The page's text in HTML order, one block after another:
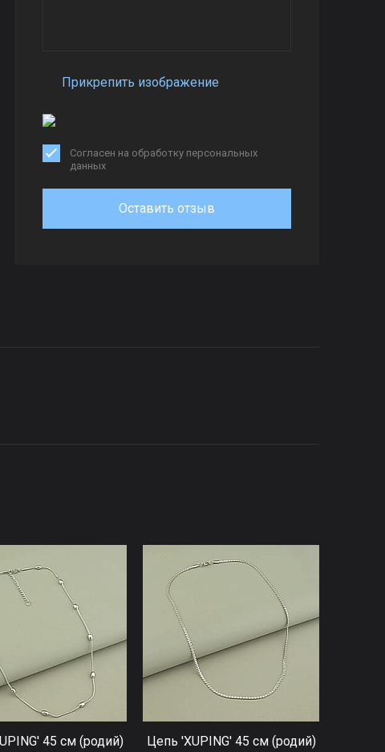
Прикрепить изображение
Согласен на обработку персональных
данных
Оставить отзыв
45 см (родий) Цепь 'XUPING' 45 см (родий)